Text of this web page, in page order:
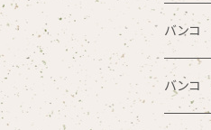
図面レ
プレー
商品シ
ツイン
ノート
バンコ
バンコ